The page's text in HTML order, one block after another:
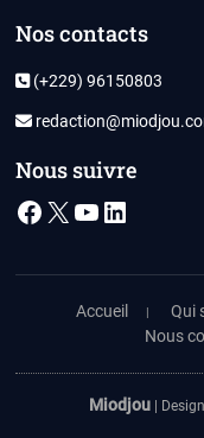
Nos contacts
(+229) 96150803
Nous suivre
Facebook
X YouTube
LinkedIn
Accueil Qui
Nous
Miodjou|